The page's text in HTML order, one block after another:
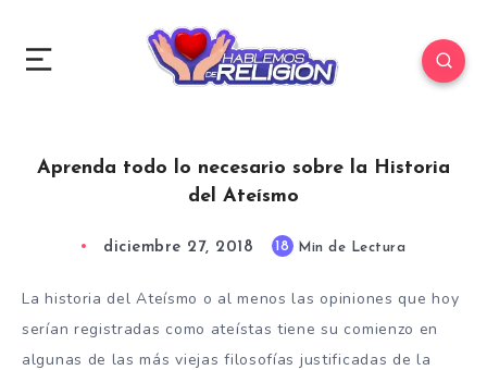
Aprenda todo lo necesario sobre la Historia
del Ateísmo
diciembre 27, 2018 18 Min de Lectura
La historia del Ateísmo o al menos las opiniones que hoy
serían registradas como ateístas tiene su comienzo en
algunas de las más viejas filosofías justificadas de la